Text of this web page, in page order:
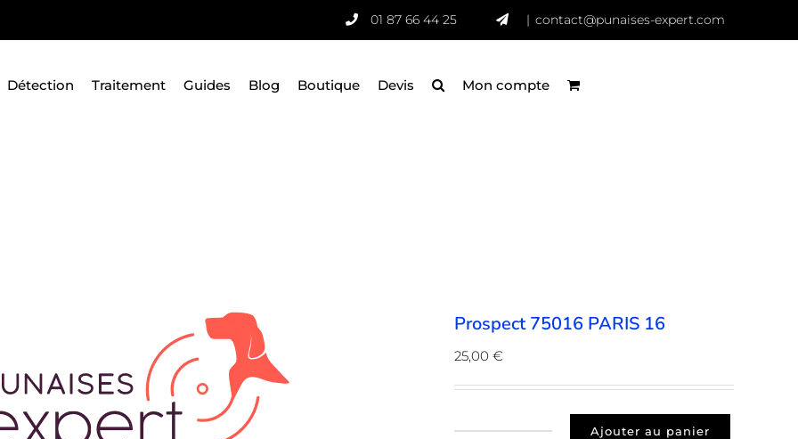
01 87 66 44 25 | contact@punaises-expert.com
Détection Traitement Guides Blog Boutique Devis Mon compte
Prospect 75016 PARIS 16
25,00 €
Ajouter au panier